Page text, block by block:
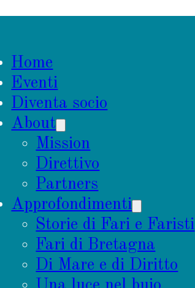
Home
Eventi
Diventa socio
About
Mission
Direttivo
Partners
Approfondimenti
Storie di Fari e Faristi
Fari di Bretagna
Di Mare e di Diritto